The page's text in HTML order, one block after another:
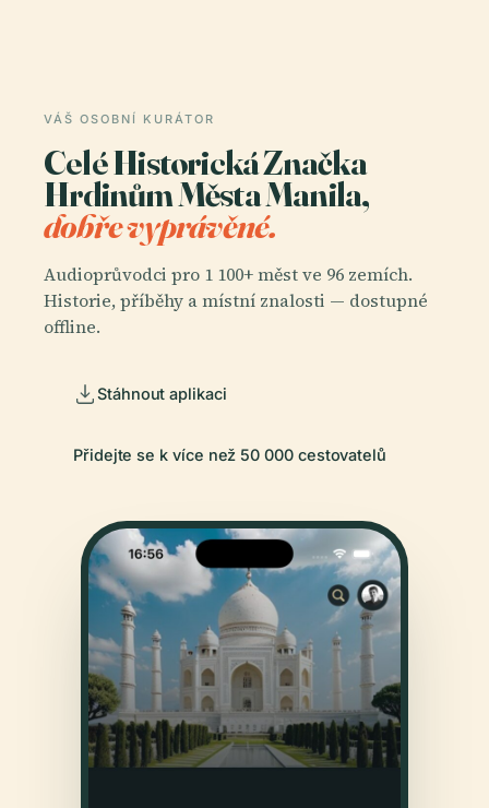
VÁŠ OSOBNÍ KURÁTOR
Celé Historická Značka
Hrdinům Města Manila,
dobře vyprávěné.
Audioprůvodci pro 1 100+ měst ve 96 zemích.
Historie, příběhy a místní znalosti — dostupné
offline.
Stáhnout aplikaci
Přidejte se k více než 50 000 cestovatelů